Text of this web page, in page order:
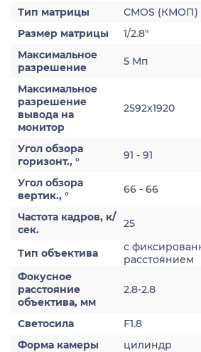
Тип матрицы
CMOS (КМОП)
Размер матрицы
1/2.8″
Максимальное
разрешение
5 Мп
Максимальное
разрешение
вывода на
монитор
2592x1920
Угол обзора
горизонт., °
91 - 91
Угол обзора
вертик., °
66 - 66
Частота кадров, к/
сек.
25
Тип объектива
с
расстоянием
Фокусное
расстояние
объектива, мм
2.8-2.8
Светосила
F1.8
Форма камеры
цилиндр